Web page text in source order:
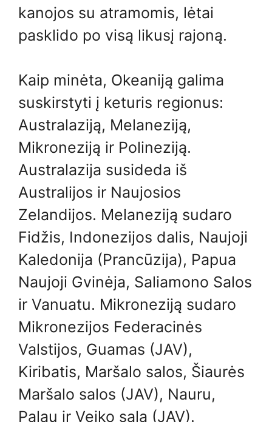
kanojos su atramomis, lėtai
pasklido po visą likusį rajoną.
Kaip minėta, Okeaniją galima
suskirstyti į keturis regionus:
Australaziją, Melaneziją,
Mikroneziją ir Polineziją.
Australazija susideda iš
Australijos ir Naujosios
Zelandijos. Melaneziją sudaro
Fidžis, Indonezijos dalis, Naujoji
Kaledonija (Prancūzija), Papua
Naujoji Gvinėja, Saliamono Salos
ir Vanuatu. Mikroneziją sudaro
Mikronezijos Federacinės
Valstijos, Guamas (JAV),
Kiribatis, Maršalo salos, Šiaurės
Maršalo salos (JAV), Nauru,
Palau ir Veiko sala (JAV).